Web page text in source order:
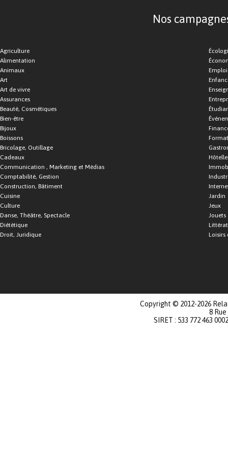
Nos
Agriculture
Alimentation
Animaux
Art
Art de vivre
Assurances
Beauté, Cosmétiques
Bien-être
Bijoux
Boissons
Bricolage, Outillage
Cadeaux
Communication , Marketing et Médias
Comptabilité, Gestion
Construction, Bâtiment
Cuisine
Culture
Danse, Théâtre, Spectacle
Diététique
Droit, Juridique
Emploi
Jardin
Jeux
Jouets
Loisirs
Copyright © 2012-2026
8
SIRET : 533 772 463